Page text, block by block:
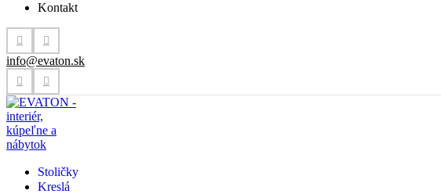
Kontakt
info@evaton.sk
Stoličky
Kreslá